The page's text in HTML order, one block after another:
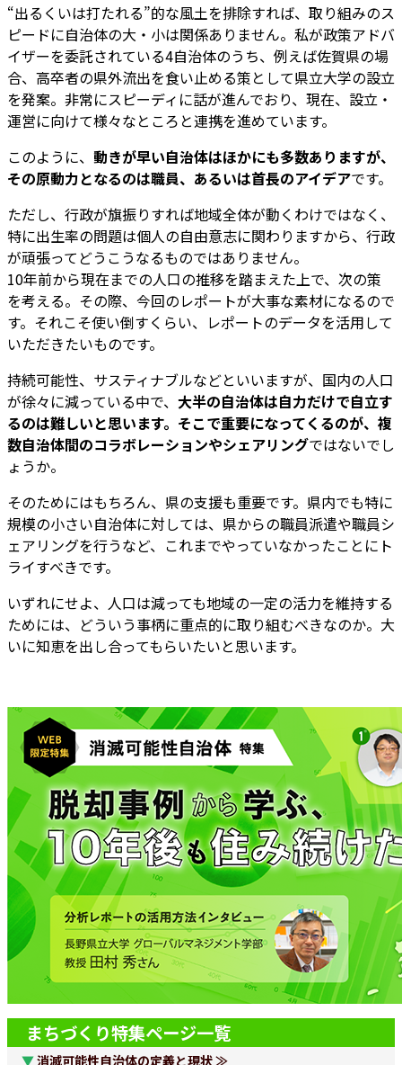
“出るくいは打たれる”的な風土を排除すれば、取り組みのス
ピードに自治体の大・小は関係ありません。私が政策アドバ
イザーを委託されている4自治体のうち、例えば佐賀県の場
合、高卒者の県外流出を食い止める策として県立大学の設立
を発案。非常にスピーディに話が進んでおり、現在、設立・
運営に向けて様々なところと連携を進めています。
このように、 動きが早い自治体はほかにも多数ありますが、
その原動力となるのは職員、あるいは首長のアイデアです。
ただし、行政が旗振りすれば地域全体が動くわけではなく、
特に出生率の問題は個人の自由意志に関わりますから、行政
が頑張ってどうこうなるものではありません。
10年前から現在までの人口の推移を踏まえた上で、次の策
を考える。その際、今回のレポートが大事な素材になるので
す。それこそ使い倒すくらい、レポートのデータを活用して
いただきたいものです。
持続可能性、サスティナブルなどといいますが、国内の人口
が徐々に減っている中で、 大半の自治体は自力だけで自立す
るのは難しいと思います。そこで重要になってくるのが、複
数自治体間のコラボレーションやシェアリングではないでし
ょうか。
そのためにはもちろん、県の支援も重要です。県内でも特に
規模の小さい自治体に対しては、県からの職員派遣や職員シ
ェアリングを行うなど、これまでやっていなかったことにト
ライすべきです。
いずれにせよ、人口は減っても地域の一定の活力を維持する
ためには、どういう事柄に重点的に取り組むべきなのか。大
いに知恵を出し合ってもらいたいと思います。
まちづくり特集ページ一覧
▼消滅可能性自治体の定義と現状 ≫